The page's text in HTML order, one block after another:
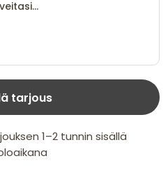
tarjous
1–2 tunnin sisällä